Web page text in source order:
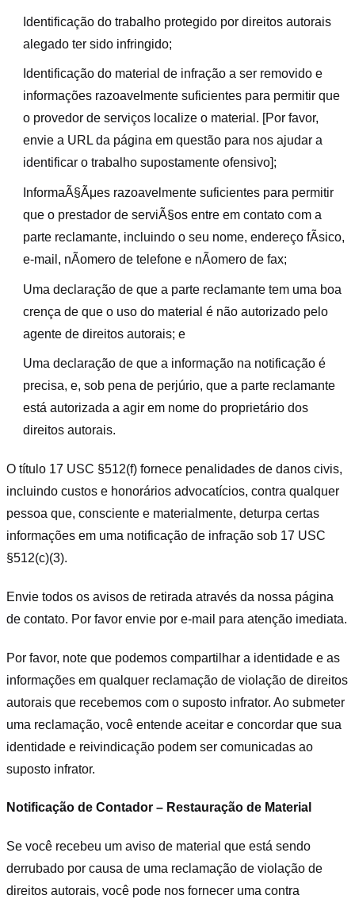
Identificação do trabalho protegido por direitos autorais
alegado ter sido infringido;
Identificação do material de infração a ser removido e
informações razoavelmente suficientes para permitir que
o provedor de serviços localize o material. [Por favor,
envie a URL da página em questão para nos ajudar a
identificar o trabalho supostamente ofensivo];
InformaÃ§Ãμes razoavelmente suficientes para permitir
que o prestador de serviÃ§os entre em contato com a
parte reclamante, incluindo o seu nome, endereço fÃ­sico,
e-mail, nÃomero de telefone e nÃomero de fax;
Uma declaração de que a parte reclamante tem uma boa
crença de que o uso do material é não autorizado pelo
agente de direitos autorais; e
Uma declaração de que a informação na notificação é
precisa, e, sob pena de perjúrio, que a parte reclamante
está autorizada a agir em nome do proprietário dos
direitos autorais.
O título 17 USC §512(f) fornece penalidades de danos civis,
incluindo custos e honorários advocatícios, contra qualquer
pessoa que, consciente e materialmente, deturpa certas
informações em uma notificação de infração sob 17 USC
§512(c)(3).
Envie todos os avisos de retirada através da nossa página
de contato. Por favor envie por e-mail para atenção imediata.
Por favor, note que podemos compartilhar a identidade e as
informações em qualquer reclamação de violação de direitos
autorais que recebemos com o suposto infrator. Ao submeter
uma reclamação, você entende aceitar e concordar que sua
identidade e reivindicação podem ser comunicadas ao
suposto infrator.
Notificação de Contador – Restauração de Material
Se você recebeu um aviso de material que está sendo
derrubado por causa de uma reclamação de violação de
direitos autorais, você pode nos fornecer uma contra